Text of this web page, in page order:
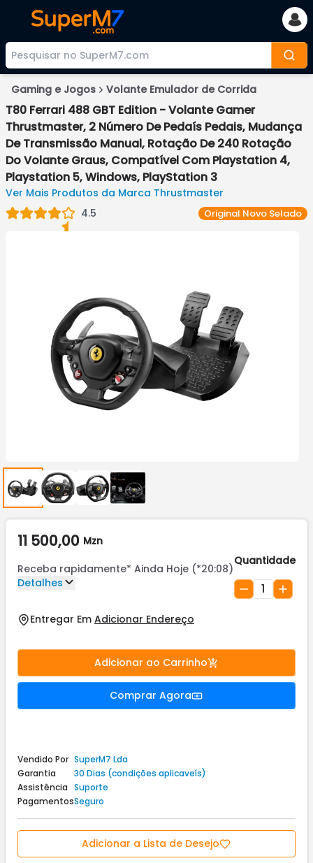
Gaming e Jogos Volante Emulador de Corrida
T80 Ferrari 488 GBT Edition - Volante Gamer
Thrustmaster, 2 Número De Pedaís Pedais, Mudança
De Transmissão Manual, Rotação De 240 Rotação
Do Volante Graus, Compatível Com Playstation 4,
Playstation 5, Windows, PlayStation 3
Ver Mais Produtos da Marca Thrustmaster
4.5
Original Novo Selado
11 500,00 Mzn
Receba rapidamente* Ainda Hoje (*20:08)
Detalhes
Entregar Em Adicionar Endereço
Quantidade
1
Adicionar ao Carrinho
Comprar Agora
Vendido Por
Garantia
Assistência
Pagamentos
SuperM7 Lda
30 Dias (condições aplicaveís)
Suporte
Seguro
Adicionar a Lista de Desejo